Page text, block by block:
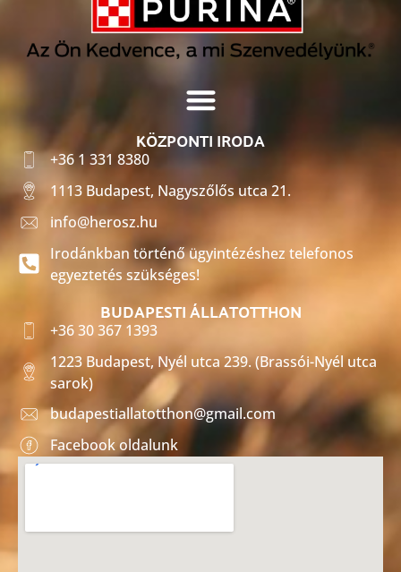
KÖZPONTI IRODA
+36 1 331 8380
1113 Budapest, Nagyszőlős utca 21.
info@herosz.hu
Irodánkban történő ügyintézéshez telefonos
egyeztetés szükséges!
BUDAPESTI ÁLLATOTTHON
+36 30 367 1393
1223 Budapest, Nyél utca 239. (Brassói-Nyél utca
sarok)
budapestiallatotthon@gmail.com
Facebook oldalunk